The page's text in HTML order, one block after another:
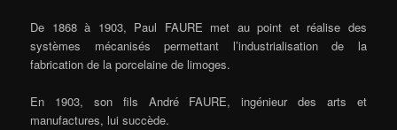
De 1868 à 1903, Paul FAURE met au point et réalise des
systèmes mécanisés permettant l’industrialisation de la
fabrication de la porcelaine de limoges.
En 1903, son fils André FAURE, ingénieur des arts et
manufactures, lui succède.